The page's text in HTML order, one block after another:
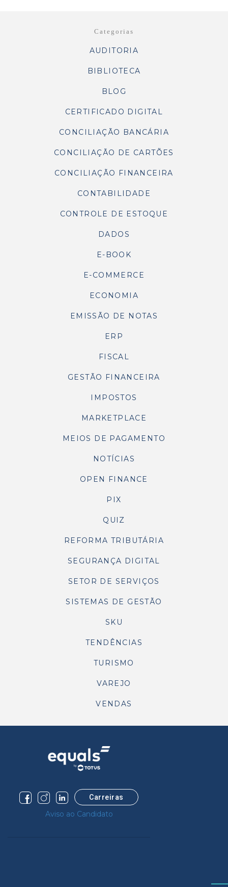
Categorias
AUDITORIA
BIBLIOTECA
BLOG
CERTIFICADO DIGITAL
CONCILIAÇÃO BANCÁRIA
CONCILIAÇÃO DE CARTÕES
CONCILIAÇÃO FINANCEIRA
CONTABILIDADE
CONTROLE DE ESTOQUE
DADOS
E-BOOK
E-COMMERCE
ECONOMIA
EMISSÃO DE NOTAS
ERP
FISCAL
GESTÃO FINANCEIRA
IMPOSTOS
MARKETPLACE
MEIOS DE PAGAMENTO
NOTÍCIAS
OPEN FINANCE
PIX
QUIZ
REFORMA TRIBUTÁRIA
SEGURANÇA DIGITAL
SETOR DE SERVIÇOS
SISTEMAS DE GESTÃO
SKU
TENDÊNCIAS
TURISMO
VAREJO
VENDAS
Carreiras
Aviso ao Candidato